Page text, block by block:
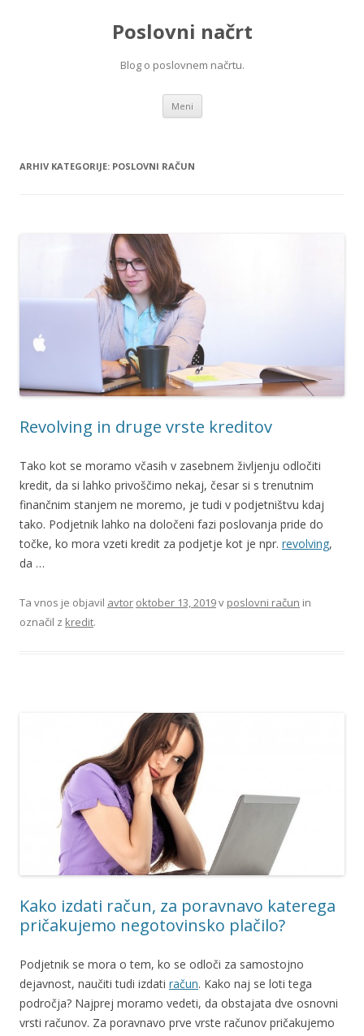
Poslovni načrt
Blog o poslovnem načrtu.
Meni Preskoči na vsebino
ARHIV KATEGORIJE: POSLOVNI RAČUN
Revolving in druge vrste kreditov
Tako kot se moramo včasih v zasebnem življenju odločiti
kredit, da si lahko privoščimo nekaj, česar si s trenutnim
finančnim stanjem ne moremo, je tudi v podjetništvu kdaj
tako. Podjetnik lahko na določeni fazi poslovanja pride do
točke, ko mora vzeti kredit za podjetje kot je npr. revolving,
da …
Ta vnos je objavil avtor oktober 13, 2019v poslovni račun in
označil z kredit.
Kako izdati račun, za poravnavo katerega
pričakujemo negotovinsko plačilo?
Podjetnik se mora o tem, ko se odloči za samostojno
dejavnost, naučiti tudi izdati račun. Kako naj se loti tega
področja? Najprej moramo vedeti, da obstajata dve osnovni
vrsti računov. Za poravnavo prve vrste računov pričakujemo